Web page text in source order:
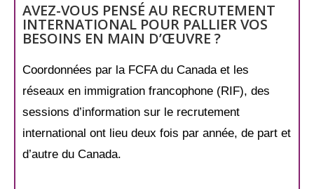
AVEZ-VOUS PENSÉ AU RECRUTEMENT
INTERNATIONAL POUR PALLIER VOS
BESOINS EN MAIN D’ŒUVRE ?
Coordonnées par la FCFA du Canada et les
réseaux en immigration francophone (RIF), des
sessions d’information sur le recrutement
international ont lieu deux fois par année, de part et
d’autre du Canada.